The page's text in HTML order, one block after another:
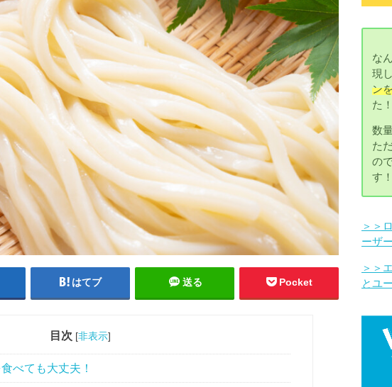
はてブ 送る Pocket
目次 [非表示]
べても大丈夫！
な
現
ン
た
数
た
の
す
＞＞
ーザ
＞＞
とユ